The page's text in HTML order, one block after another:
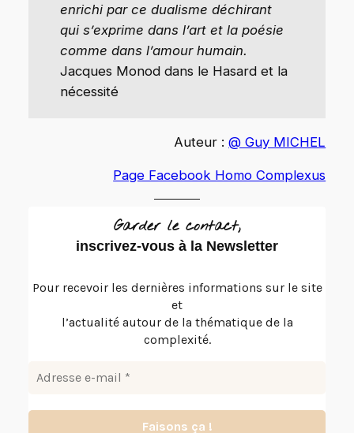
enrichi par ce dualisme déchirant
qui s’exprime dans l’art et la poésie
comme dans l’amour humain.
Jacques Monod dans le Hasard et la
nécessité
Auteur :@ Guy MICHEL
Page Facebook Homo Complexus
Garder le contact,
inscrivez-vous à la Newsletter
Pour recevoir les dernières informations sur le site
et
l’actualité autour de la thématique de la
complexité.